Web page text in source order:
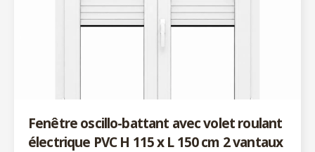
Fenêtre oscillo-battant avec volet roulant
électrique PVC H 115 x L 150 cm 2 vantaux